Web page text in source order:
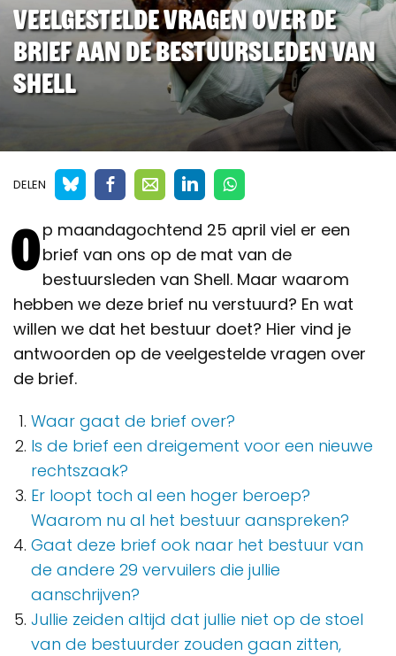
Veelgestelde vragen over de
brief aan de bestuursleden van
Shell
DELEN
Op maandagochtend 25 april viel er een
brief van ons op de mat van de
bestuursleden van Shell. Maar waarom
hebben we deze brief nu verstuurd? En wat
willen we dat het bestuur doet? Hier vind je
antwoorden op de veelgestelde vragen over
de brief.
Waar gaat de brief over?
Is de brief een dreigement voor een nieuwe
rechtszaak?
Er loopt toch al een hoger beroep?
Waarom nu al het bestuur aanspreken?
Gaat deze brief ook naar het bestuur van
de andere 29 vervuilers die jullie
aanschrijven?
Jullie zeiden altijd dat jullie niet op de stoel
van de bestuurder zouden gaan zitten,